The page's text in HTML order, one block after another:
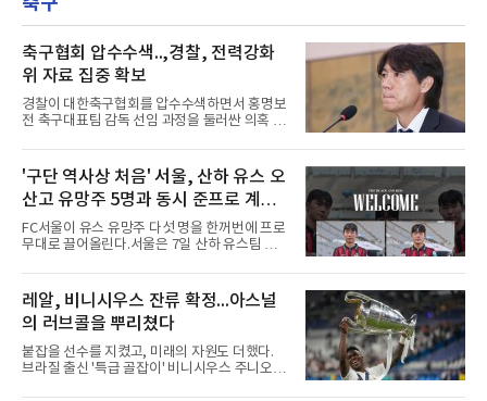
그라운드로 뛰쳐나왔다.심판
대만 야구협회의 최종 엔트리 발표를 통해 아시
완 에이스 왕옌청까지 차출이 확정되었다. 팀 공
격의 핵과 마운드의 핵심 자원들이 단 한꺼번에
이탈하는 초유의 사태가 벌어진 것이다.문제는
이들의 공백이 발생하는 시점이다. 9월은 정규
리그의 최종 순위와 포스트시즌 진출 팀이 판가
름 나는 가장 잔인하고도 중
축구협회 압수수색..,경찰, 전력강화
위 자료 집중 확보
경찰이 대한축구협회를 압수수색하면서 홍명보
전 축구대표팀 감독 선임 과정을 둘러싼 의혹 규
비판이 홍 전 감독에게 집중됐지만 경찰의 시선
은 다른 곳을 향한다. 성적 부진과 별개로 선임
과정에 부당함이 있었는지가 수사의 본류다.7일
연합뉴스 취재를 종합하면 서울경찰청 광역수사
단 금융범죄수사대는 전날 축구협회 사무실 등
을 압수수색해 감독 선임 관련 자료를 다수 확보
했다. 특히 감독 후보를 검토해 이사회에 추천하
독을 1순위 후보로 정하고 검증한 과정, 이사회
의 최종 승인 경위를 살
'구단 역사상 처음' 서울, 산하 유스 오
산고 유망주 5명과 동시 준프로 계
약...ACL2 겨냥
FC서울이 유스 유망주 다섯 명을 한꺼번에 프로
무대로 끌어올린다.서울은 7일 산하 유스팀 서
다고 밝혔다. 한 번에 다섯 명과 계약한 것은 구
단 역사상 처음으로, 3학년 김강준·신지섭·이서
현·정현웅과 2학년 정하원이 대상이다.오산고의
성적이 배경이 됐다. 올 시즌 백운기 전국 고등학
교 축구대회와 코리아풋볼파크 U-18 챔피언스
컵, K리그 U-17 챔피언십을 잇달아 제패했다.시
기도 맞물렸다. 서울은 9월 시작하는 아시아축
레알, 비니시우스 잔류 확정...아스널
의 러브콜을 뿌리쳤다
붙잡을 선수를 지켰고, 미래의 자원도 더했다.
브라질 출신 '특급 골잡이' 비니시우스 주니오르